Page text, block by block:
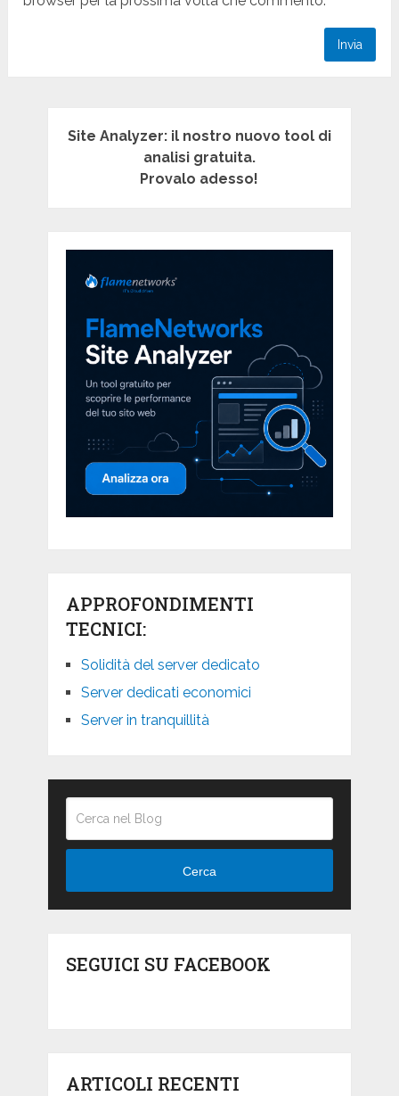
Site Analyzer: il nostro nuovo tool di
analisi gratuita.
Provalo adesso!
APPROFONDIMENTI
TECNICI:
Solidità del server dedicato
Server dedicati economici
Server in tranquillità
Cerca
SEGUICI SU FACEBOOK
ARTICOLI RECENTI